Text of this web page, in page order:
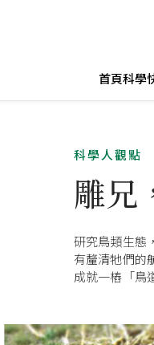
首頁科學
科學人觀點
雕兄
研究鳥類生態
有釐清牠們的
成就一樁「鳥